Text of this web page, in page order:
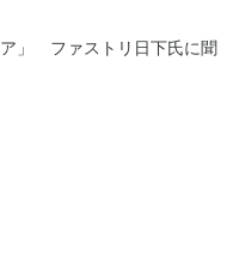
」 ファストリ日下氏に聞